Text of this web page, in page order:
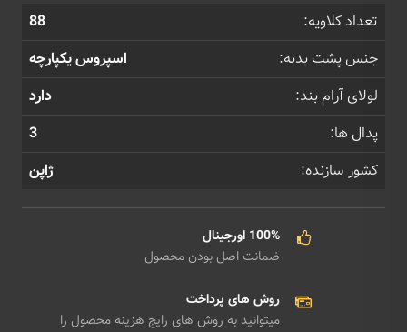
تعداد کلاویه:
88
جنس پشت بدنه:
اسپروس یکپارچه
لولای آرام بند:
دارد
پدال ها:
3
کشور سازنده:
ژاپن
100% اورجینال
ضمانت اصل بودن محصول
روش های پرداخت
میتوانید به روش های رایج هزینه محصول را